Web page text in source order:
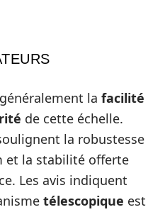
la facilité
de cette échelle.
la robustesse
et la stabilité offerte
Les avis indiquent
télescopique est